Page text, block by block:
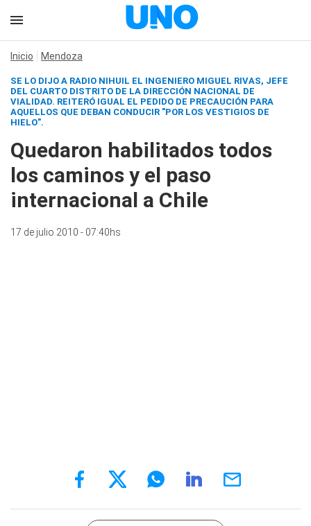
Inicio Mendoza
SE LO DIJO A RADIO NIHUIL EL INGENIERO MIGUEL RIVAS, JEFE
DEL CUARTO DISTRITO DE LA DIRECCIÓN NACIONAL DE
VIALIDAD. REITERÓ IGUAL EL PEDIDO DE PRECAUCIÓN PARA
AQUELLOS QUE DEBAN CONDUCIR "POR LOS VESTIGIOS DE
HIELO".
Quedaron habilitados todos
los caminos y el paso
internacional a Chile
17 de julio 2010 - 07:40hs